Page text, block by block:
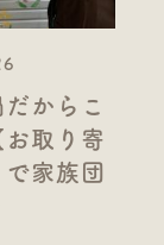
からこ
お取り寄
家族団